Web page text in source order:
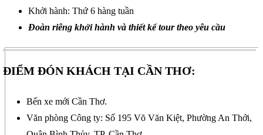
Khởi hành: Thứ 6 hàng tuần
Đoàn riêng khởi hành và thiết kế tour theo yêu cầu
ĐIỂM ĐÓN KHÁCH TẠI CẦN THƠ:
Bến xe mới Cần Thơ.
Văn phòng Công ty: Số 195 Võ Văn Kiệt, Phường An Thới,